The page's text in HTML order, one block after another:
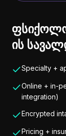
ის
Specialty +
Online + in-
integration)
Encrypted
Pricing +